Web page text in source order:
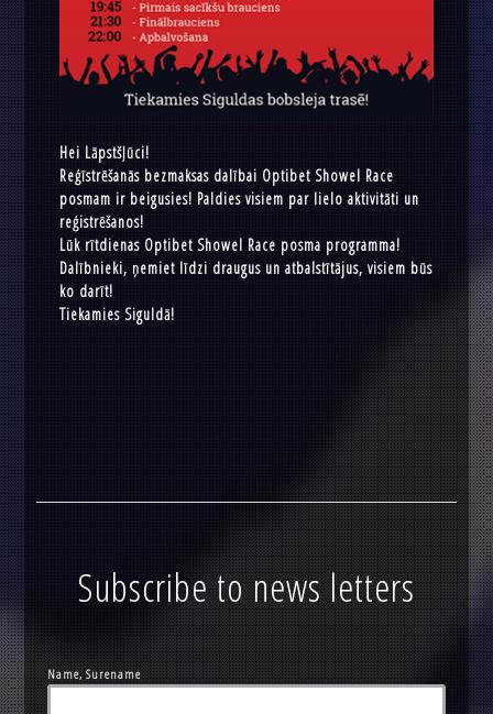
Hei Lāpstšļūci!
Reģīstrēšanās bezmaksas dalībai Optibet Showel Race
posmam ir beigusies! Paldies visiem par lielo aktivitāti un
reģistrēšanos!
Lūk rītdienas Optibet Showel Race posma programma!
Dalībnieki, ņemiet līdzi draugus un atbalstītājus, visiem būs
ko darīt!
Tiekamies Siguldā!
Subscribe to news letters
Name, Surename